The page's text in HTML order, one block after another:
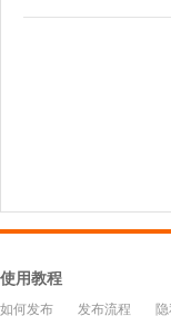
使用教程
如何发布 发布流程